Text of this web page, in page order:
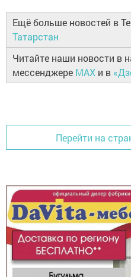
Ещё больше новостей в
Татарстан
Читайте наши новости в
мессенджере MAX и в
Перейти на